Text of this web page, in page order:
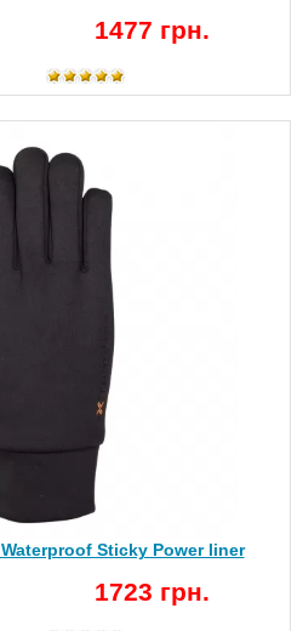
1477 грн.
Sticky Power liner
1723 грн.